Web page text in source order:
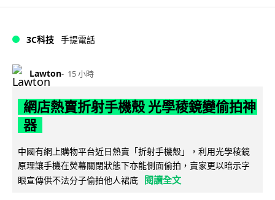
3C科技 手提電話
Lawton 15 小時
網店熱賣折射手機殼 光學稜鏡變偷拍神
器
中國有網上購物平台近日熱賣「折射手機殼」，利用光學稜鏡
原理讓手機在熒幕關閉狀態下亦能側面偷拍，賣家更以暗示字
眼宣傳供不法分子偷拍他人裙底
閱讀全文